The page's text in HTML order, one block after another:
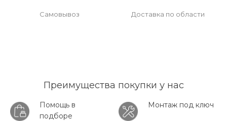
Самовывоз Доставка по области
Преимущества покупки у нас
Помощь в
подборе
Монтаж под ключ